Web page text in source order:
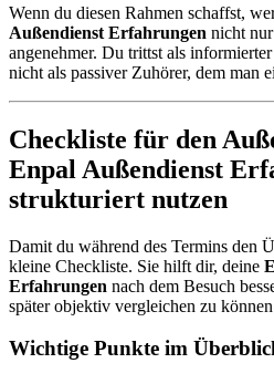
Wenn du diesen Rahmen schaffst,
Außendienst Erfahrungen nicht
angenehmer. Du trittst als
nicht als passiver Zuhörer, dem man
Checkliste für den
Enpal Außendienst
strukturiert nutzen
Damit du während des Termins den
kleine Checkliste. Sie hilft dir, deine
Erfahrungen nach dem Besuch
später objektiv vergleichen zu
Wichtige Punkte im